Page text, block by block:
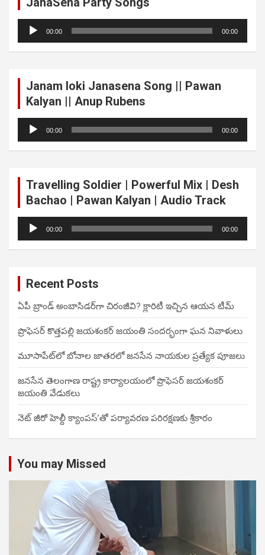
Audio
Player
00:00 00:00
Janam loki Janasena Song || Pawan
Kalyan || Anup Rubens
Audio
Player
00:00 00:00
Travelling Soldier | Powerful Mix | Desh
Bachao | Pawan Kalyan | Audio Track
Audio
Player
00:00 00:00
Recent Posts
ఏపీ బ్రాండ్ అంబాసిడర్‌గా చిరంజీవి? క్లారిటీ ఇచ్చిన ఆయన టీమ్
ప్రొఫెసర్ కొత్తపల్లి జయశంకర్ జయంతి సందర్భంగా ఘన నివాళులు
మూసాపేట్‌లో బోనాల జాతరలో జనసేన నాయకుల ప్రత్యేక పూజలు
జనసేన తెలంగాణ రాష్ట్ర కార్యాలయంలో ప్రొఫెసర్ జయశంకర్
జయంతి వేడుకలు
నెట్ జీరో హెల్దీ క్యాంపస్’తో పర్యావరణ పరిరక్షణకు శ్రీకారం
You may Missed